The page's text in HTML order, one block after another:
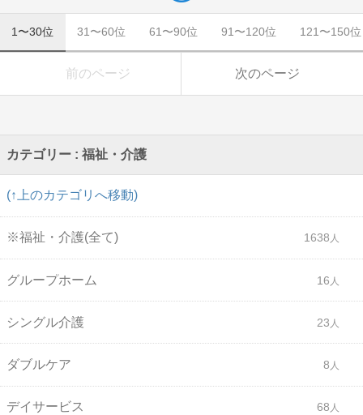
1〜30位 31〜60位 61〜90位 91〜120位 121〜150位
前のページ 次のページ
カテゴリー : 福祉・介護
(↑上のカテゴリへ移動)
※福祉・介護(全て) 1638
グループホーム 16
シングル介護 23
ダブルケア 8
デイサービス 68